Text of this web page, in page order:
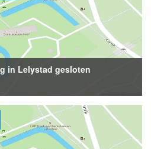
in Lelystad gesloten